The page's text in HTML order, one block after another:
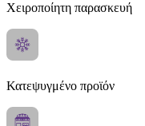
Χειροποίητη παρασκευή
Κατεψυγμένο προϊόν